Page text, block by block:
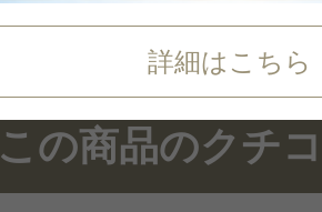
詳細はこちら
この商品のクチ